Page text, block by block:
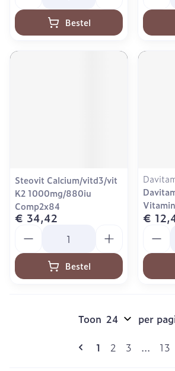
Bestel
Steovit Calcium/vitd3/vit
K2 1000mg/880iu
Comp2x84
€ 34,42
Bestel
€
Pagina's
U lees
1 Pagina
2 Pagina
3 ... 13
Toon per